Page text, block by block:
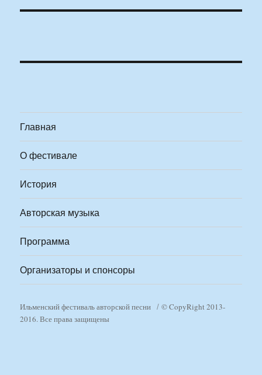
Главная
О фестивале
История
Авторская музыка
Программа
Организаторы и спонсоры
Ильменский фестиваль авторской песни
© CopyRight 2013-
2016. Все права защищены